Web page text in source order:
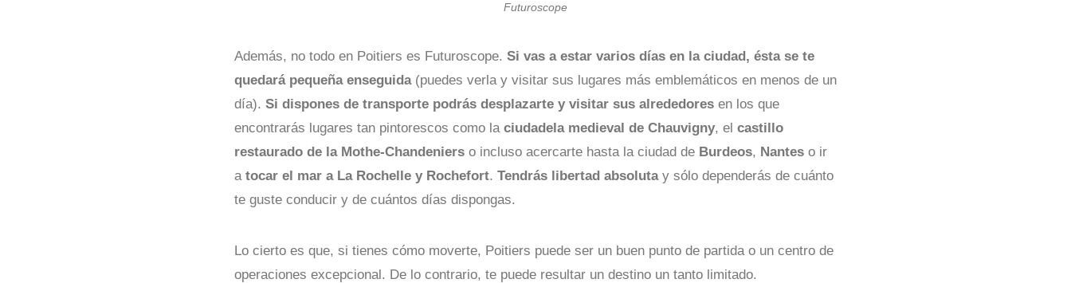
Futuroscope
Además, no todo en Poitiers es Futuroscope. Si vas a estar varios días en la ciudad, ésta se te
quedará pequeña enseguida(puedes verla y visitar sus lugares más emblemáticos en menos de un
día). Si dispones de transporte podrás desplazarte y visitar sus alrededores en los que
encontrarás lugares tan pintorescos como la ciudadela medieval de Chauvigny, el castillo
restaurado de la Mothe-Chandeniers o incluso acercarte hasta la ciudad de Burdeos, Nantes o ir
a tocar el mar a La Rochelle y Rochefort. Tendrás libertad absoluta y sólo dependerás de cuánto
te guste conducir y de cuántos días dispongas.
Lo cierto es que, si tienes cómo moverte, Poitiers puede ser un buen punto de partida o un centro de
operaciones excepcional. De lo contrario, te puede resultar un destino un tanto limitado.